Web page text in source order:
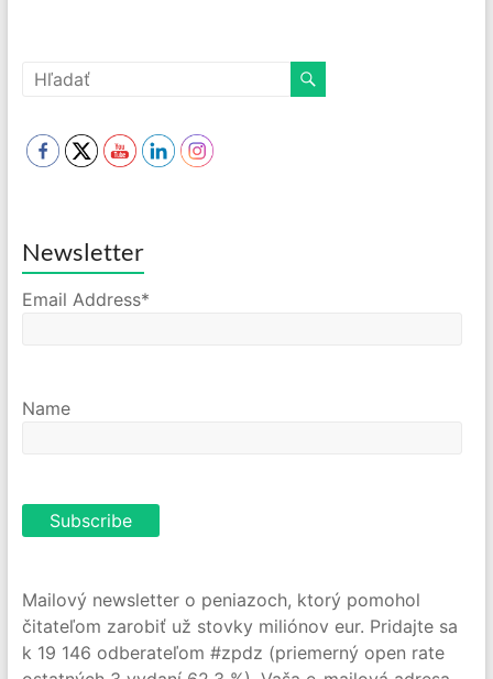
Newsletter
Email Address*
Name
Mailový newsletter o peniazoch, ktorý pomohol
čitateľom zarobiť už stovky miliónov eur. Pridajte sa
k 19 146 odberateľom #zpdz (priemerný open rate